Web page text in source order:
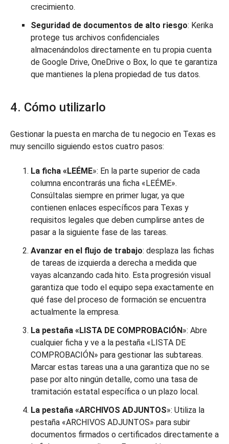
crecimiento.
Seguridad de documentos de alto riesgo: Kerika
protege tus archivos confidenciales
almacenándolos directamente en tu propia cuenta
de Google Drive, OneDrive o Box, lo que te garantiza
que mantienes la plena propiedad de tus datos.
4. Cómo utilizarlo
Gestionar la puesta en marcha de tu negocio en Texas es
muy sencillo siguiendo estos cuatro pasos:
La ficha «LEÉME»: En la parte superior de cada
columna encontrarás una ficha «LEÉME».
Consúltalas siempre en primer lugar, ya que
contienen enlaces específicos para Texas y
requisitos legales que deben cumplirse antes de
pasar a la siguiente fase de las tareas.
Avanzar en el flujo de trabajo: desplaza las fichas
de tareas de izquierda a derecha a medida que
vayas alcanzando cada hito. Esta progresión visual
garantiza que todo el equipo sepa exactamente en
qué fase del proceso de formación se encuentra
actualmente la empresa.
La pestaña «LISTA DE COMPROBACIÓN»: Abre
cualquier ficha y ve a la pestaña «LISTA DE
COMPROBACIÓN» para gestionar las subtareas.
Marcar estas tareas una a una garantiza que no se
pase por alto ningún detalle, como una tasa de
tramitación estatal específica o un plazo local.
La pestaña «ARCHIVOS ADJUNTOS»: Utiliza la
pestaña «ARCHIVOS ADJUNTOS» para subir
documentos firmados o certificados directamente a